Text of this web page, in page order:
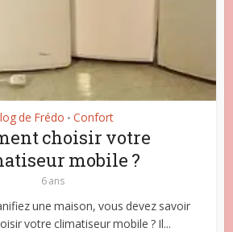
de Frédo • Confort
choisir votre
mobile ?
6 ans
une maison, vous devez savoir
votre climatiseur mobile ? Il...